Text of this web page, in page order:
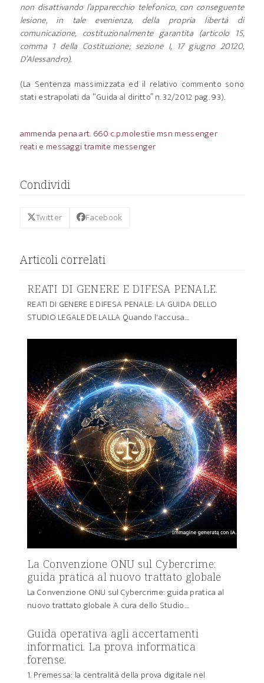
non disattivando l’apparecchio telefonico, con conseguente
lesione, in tale evenienza, della propria libertà di
comunicazione, costituzionalmente garantita (articolo 15,
comma 1 della Costituzione; sezione I, 17 giugno 20120,
D’Alessandro).
(La Sentenza massimizzata ed il relativo commento sono
stati estrapolati da “Guida al diritto” n. 32/2012 pag. 93).
ammenda pena art. 660 c.p.molestie msn messenger
reati e messaggi tramite messenger
Condividi
Twitter Facebook
Articoli correlati
REATI DI GENERE E DIFESA PENALE.
REATI DI GENERE E DIFESA PENALE: LA GUIDA DELLO
STUDIO LEGALE DE LALLA Quando l'accusa…
La Convenzione ONU sul Cybercrime:
guida pratica al nuovo trattato globale
La Convenzione ONU sul Cybercrime: guida pratica al
nuovo trattato globale A cura dello Studio…
Guida operativa agli accertamenti
informatici. La prova informatica
forense.
1. Premessa: la centralità della prova digitale nel